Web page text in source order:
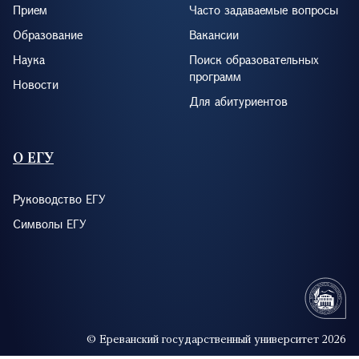
Прием
Образование
Наука
Новости
Часто задаваемые вопросы
Вакансии
Поиск образовательных
программ
Для абитуриентов
О ЕГУ
Руководство ЕГУ
Символы ЕГУ
© Ереванский государственный университет 2026